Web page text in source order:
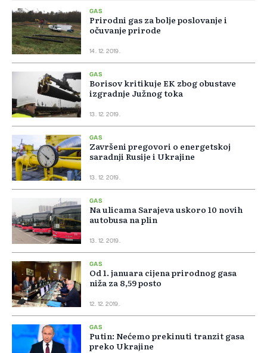
GAS
Prirodni gas za bolje poslovanje i
očuvanje prirode
14. 12. 2019.
GAS
Borisov kritikuje EK zbog obustave
izgradnje Južnog toka
13. 12. 2019.
GAS
Završeni pregovori o energetskoj
saradnji Rusije i Ukrajine
13. 12. 2019.
GAS
Na ulicama Sarajeva uskoro 10 novih
autobusa na plin
13. 12. 2019.
GAS
Od 1. januara cijena prirodnog gasa
niža za 8,59 posto
12. 12. 2019.
GAS
Putin: Nećemo prekinuti tranzit gasa
preko Ukrajine